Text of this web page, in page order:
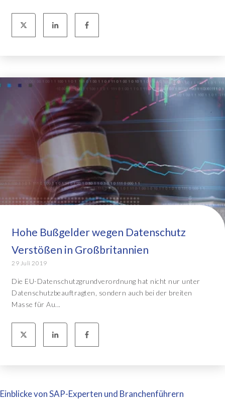
Hohe Bußgelder wegen Datenschutz
Verstößen in Großbritannien
29 Juli 2019
Die EU-Datenschutzgrundverordnung hat nicht nur unter
Datenschutzbeauftragten, sondern auch bei der breiten
Masse für Au...
Einblicke von SAP-Experten und Branchenführern